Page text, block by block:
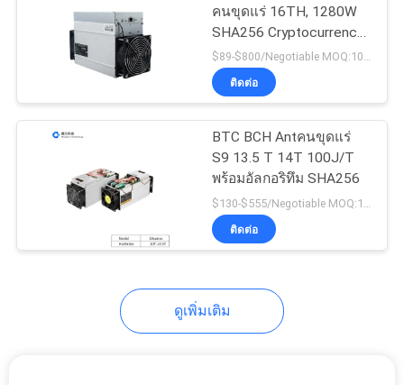
ETH ภาษาเบสิก คน
งานเหมือง
DCR ภาษาเบสิก คน
คนขุดแร่ 16TH, 1280W
SHA256 Cryptocurrency
คนงานเหมือง Machine
$89-$800/Negotiable MOQ:10 ขั้นตอน
ติดต่อ
BTC BCH Antคนขุดแร่
S9 13.5 T 14T 100J/T
พร้อมอัลกอริทึม SHA256
$130-$555/Negotiable MOQ:10 ขั้นตอน
ติดต่อ
ดูเพิ่มเติม